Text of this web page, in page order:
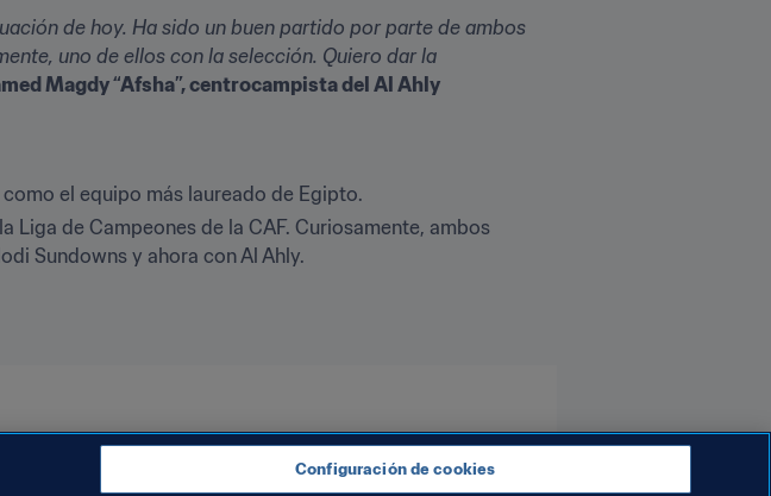
de hoy. Ha sido un buen partido por parte de ambos
uno de ellos con la selección. Quiero dar la
Magdy “Afsha”, centrocampista del Al Ahly
el equipo más laureado de Egipto.
Liga de Campeones de la CAF. Curiosamente, ambos
Sundowns y ahora con Al Ahly.
Configuración de cookies